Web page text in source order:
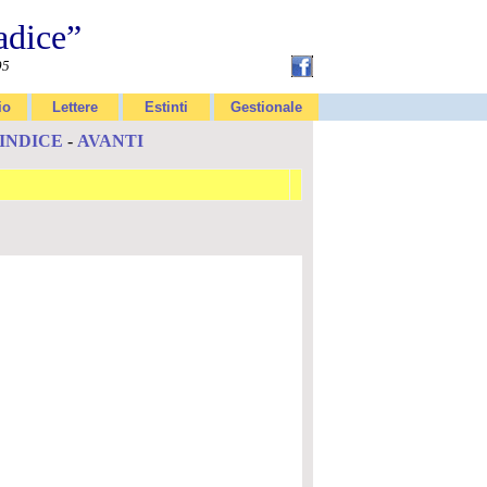
Lettere Estinti Gestionale
INDICE - AVANTI